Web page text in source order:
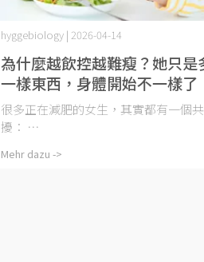
為什麼越飲控越難瘦？她只是
一樣東西，身體開始不一樣了
hyggebiology | 2026-04-14
很多正在減肥的女生，其實都有一個
擾： ⋯
Mehr dazu ->